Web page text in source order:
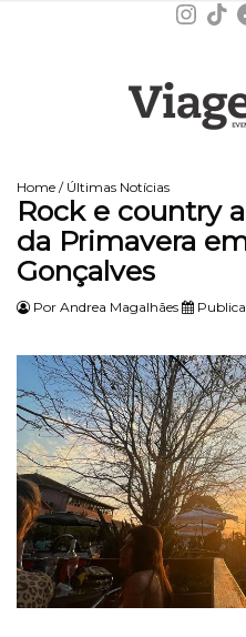
Home / Últimas Notícias
Rock e country
da Primavera
Gonçalves
Por Andrea Magalhães